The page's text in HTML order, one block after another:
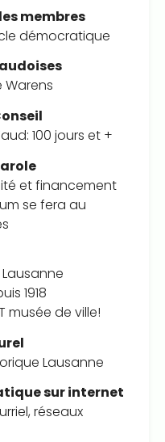
membres
démocratique
Warens
100 jours et +
et financement
se fera au
1918
musée de ville!
Lausanne
sur internet
réseaux